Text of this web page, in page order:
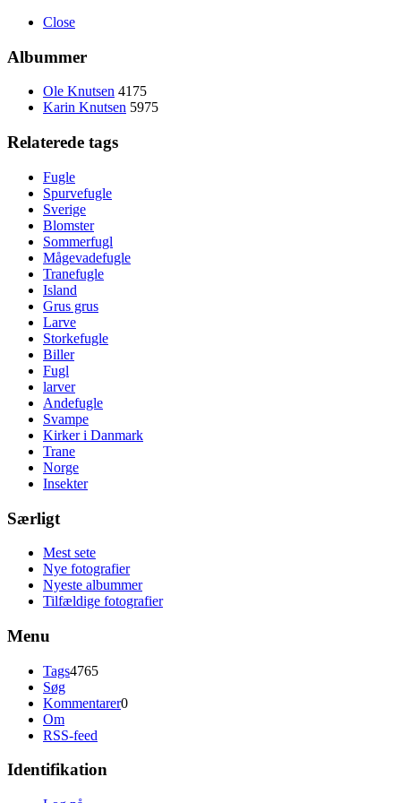
Close
Albummer
Ole Knutsen 4175
Karin Knutsen 5975
Relaterede tags
Fugle
Spurvefugle
Sverige
Blomster
Sommerfugl
Mågevadefugle
Tranefugle
Island
Grus grus
Larve
Storkefugle
Biller
Fugl
larver
Andefugle
Svampe
Kirker i Danmark
Trane
Norge
Insekter
Særligt
Mest sete
Nye fotografier
Nyeste albummer
Tilfældige fotografier
Menu
Tags4765
Søg
Kommentarer0
Om
RSS-feed
Identifikation